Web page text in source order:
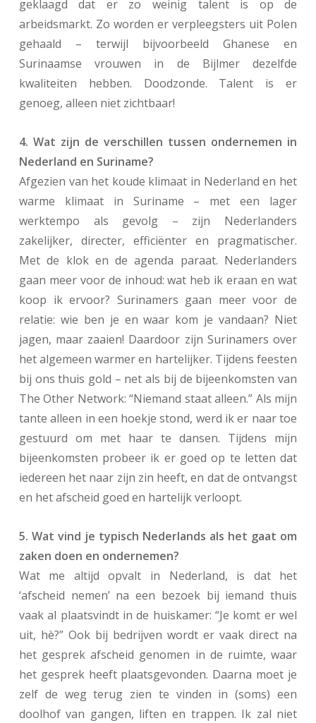
geklaagd dat er zo weinig talent is op de
arbeidsmarkt. Zo worden er verpleegsters uit Polen
gehaald – terwijl bijvoorbeeld Ghanese en
Surinaamse vrouwen in de Bijlmer dezelfde
kwaliteiten hebben. Doodzonde. Talent is er
genoeg, alleen niet zichtbaar!
4. Wat zijn de verschillen tussen ondernemen in
Nederland en Suriname?
Afgezien van het koude klimaat in Nederland en het
warme klimaat in Suriname – met een lager
werktempo als gevolg – zijn Nederlanders
zakelijker, directer, efficiënter en pragmatischer.
Met de klok en de agenda paraat. Nederlanders
gaan meer voor de inhoud: wat heb ik eraan en wat
koop ik ervoor? Surinamers gaan meer voor de
relatie: wie ben je en waar kom je vandaan? Niet
jagen, maar zaaien! Daardoor zijn Surinamers over
het algemeen warmer en hartelijker. Tijdens feesten
bij ons thuis gold – net als bij de bijeenkomsten van
The Other Network: “Niemand staat alleen.” Als mijn
tante alleen in een hoekje stond, werd ik er naar toe
gestuurd om met haar te dansen. Tijdens mijn
bijeenkomsten probeer ik er goed op te letten dat
iedereen het naar zijn zin heeft, en dat de ontvangst
en het afscheid goed en hartelijk verloopt.
5. Wat vind je typisch Nederlands als het gaat om
zaken doen en ondernemen?
Wat me altijd opvalt in Nederland, is dat het
‘afscheid nemen’ na een bezoek bij iemand thuis
vaak al plaatsvindt in de huiskamer: “Je komt er wel
uit, hè?” Ook bij bedrijven wordt er vaak direct na
het gesprek afscheid genomen in de ruimte, waar
het gesprek heeft plaatsgevonden. Daarna moet je
zelf de weg terug zien te vinden in (soms) een
doolhof van gangen, liften en trappen. Ik zal niet